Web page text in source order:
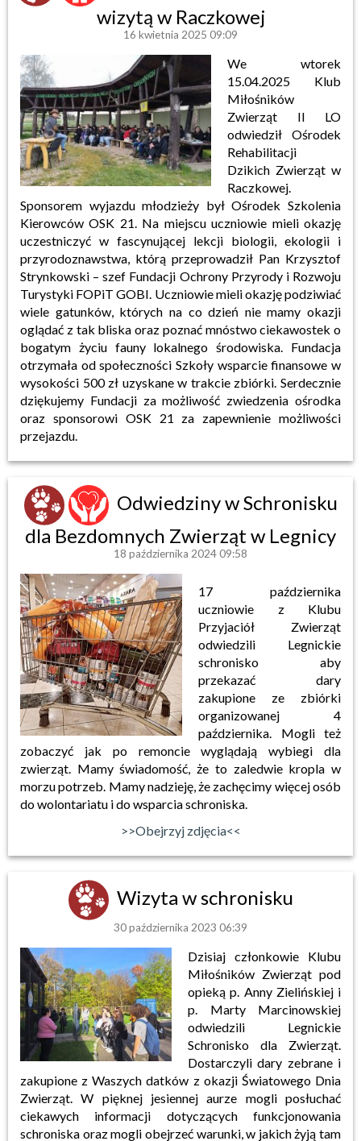
wizytą w Raczkowej
16 kwietnia 2025 09:09
We wtorek
15.04.2025 Klub
Miłośników
Zwierząt II LO
odwiedził Ośrodek
Rehabilitacji
Dzikich Zwierząt w
Raczkowej.
Sponsorem wyjazdu młodzieży był Ośrodek Szkolenia
Kierowców OSK 21. Na miejscu uczniowie mieli okazję
uczestniczyć w fascynującej lekcji biologii, ekologii i
przyrodoznawstwa, którą przeprowadził Pan Krzysztof
Strynkowski – szef Fundacji Ochrony Przyrody i Rozwoju
Turystyki FOPiT GOBI. Uczniowie mieli okazję podziwiać
wiele gatunków, których na co dzień nie mamy okazji
oglądać z tak bliska oraz poznać mnóstwo ciekawostek o
bogatym życiu fauny lokalnego środowiska. Fundacja
otrzymała od społeczności Szkoły wsparcie finansowe w
wysokości 500 zł uzyskane w trakcie zbiórki. Serdecznie
dziękujemy Fundacji za możliwość zwiedzenia ośrodka
oraz sponsorowi OSK 21 za zapewnienie możliwości
przejazdu.
Odwiedziny w Schronisku
dla Bezdomnych Zwierząt w Legnicy
18 października 2024 09:58
17 października
uczniowie z Klubu
Przyjaciół Zwierząt
odwiedzili Legnickie
schronisko aby
przekazać dary
zakupione ze zbiórki
organizowanej 4
października. Mogli też
zobaczyć jak po remoncie wyglądają wybiegi dla
zwierząt. Mamy świadomość, że to zaledwie kropla w
morzu potrzeb. Mamy nadzieję, że zachęcimy więcej osób
do wolontariatu i do wsparcia schroniska.
>>Obejrzyj zdjęcia<<
Wizyta w schronisku
30 października 2023 06:39
Dzisiaj członkowie Klubu
Miłośników Zwierząt pod
opieką p. Anny Zielińskiej i
p. Marty Marcinowskiej
odwiedzili Legnickie
Schronisko dla Zwierząt.
Dostarczyli dary zebrane i
zakupione z Waszych datków z okazji Światowego Dnia
Zwierząt. W pięknej jesiennej aurze mogli posłuchać
ciekawych informacji dotyczących funkcjonowania
schroniska oraz mogli obejrzeć warunki, w jakich żyją tam